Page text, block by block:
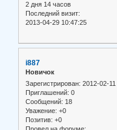
2 дня 14 часов
Последний визит:
2013-04-29 10:47:25
i887
Новичок
Зарегистрирован: 2012-02-11
Приглашений: 0
Сообщений: 18
Уважение: +0
Позитив: +0